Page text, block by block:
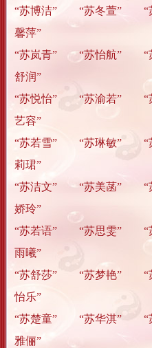
“苏博洁” “苏冬萱”
馨萍”
“苏岚青” “苏怡航”
舒润”
“苏悦怡” “苏渝若”
艺容”
“苏若雪” “苏琳敏”
莉珺”
“苏洁文” “苏美菡”
娇玲”
“苏若语” “苏思雯”
雨曦”
“苏舒莎” “苏梦艳”
怡乐”
“苏楚童” “苏华淇”
雅俪”